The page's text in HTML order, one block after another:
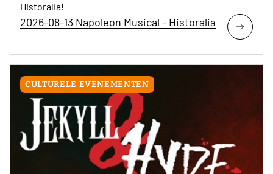
Historalia!
2026-08-13 Napoleon Musical - Historalia
CULTURELE EVENEMENTEN